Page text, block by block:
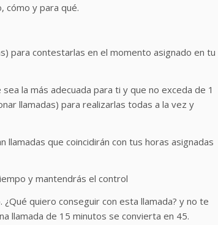
cómo y para qué.
para contestarlas en el momento asignado en tu
la más adecuada para ti y que no exceda de 1
llamadas) para realizarlas todas a la vez y
llamadas que coincidirán con tus horas asignadas
y mantendrás el control
quiero conseguir con esta llamada? y no te
llamada de 15 minutos se convierta en 45.